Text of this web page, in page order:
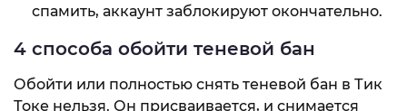
спамить, аккаунт заблокируют окончательно.
4 способа обойти теневой бан
Обойти или полностью снять теневой бан в Тик
Токе нельзя. Он присваивается, и снимается